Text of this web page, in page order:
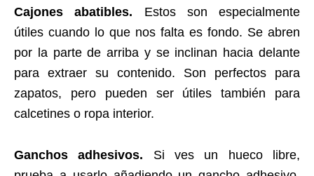
Cajones abatibles. Estos son especialmente
útiles cuando lo que nos falta es fondo. Se abren
por la parte de arriba y se inclinan hacia delante
para extraer su contenido. Son perfectos para
zapatos, pero pueden ser útiles también para
calcetines o ropa interior.
Ganchos adhesivos. Si ves un hueco libre,